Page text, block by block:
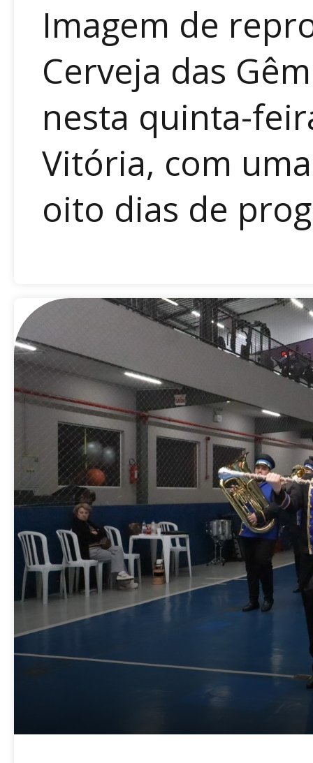
Imagem de
Cerveja das
nesta quinta-
Vitória, com
oito dias de